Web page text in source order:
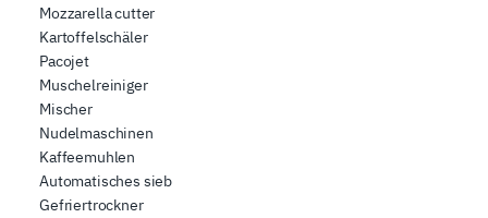
Mozzarella cutter
Kartoffelschäler
Pacojet
Muschelreiniger
Mischer
Nudelmaschinen
Kaffeemuhlen
Automatisches sieb
Gefriertrockner